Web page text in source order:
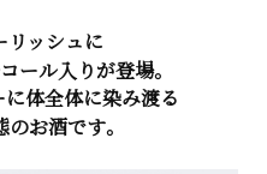
リッシュに
ール入りが登場。
体全体に染み渡る
お酒です。